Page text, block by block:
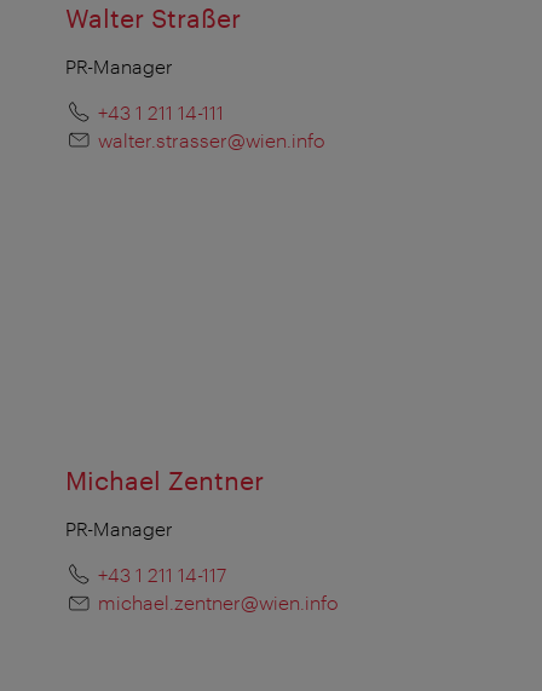
Walter Straßer
PR-Manager
+43 1 211 14-111
walter.strasser@wien.info
Michael Zentner
PR-Manager
+43 1 211 14-117
michael.zentner@wien.info